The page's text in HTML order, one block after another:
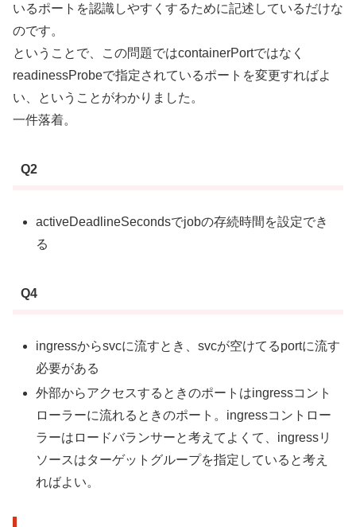
いるポートを認識しやすくするために記述しているだけな
のです。
ということで、この問題ではcontainerPortではなく
readinessProbeで指定されているポートを変更すればよ
い、ということがわかりました。
一件落着。
Q2
activeDeadlineSecondsでjobの存続時間を設定でき
る
Q4
ingressからsvcに流すとき、svcが空けてるportに流す
必要がある
外部からアクセスするときのポートはingressコント
ローラーに流れるときのポート。ingressコントロー
ラーはロードバランサーと考えてよくて、ingressリ
ソースはターゲットグループを指定していると考え
ればよい。